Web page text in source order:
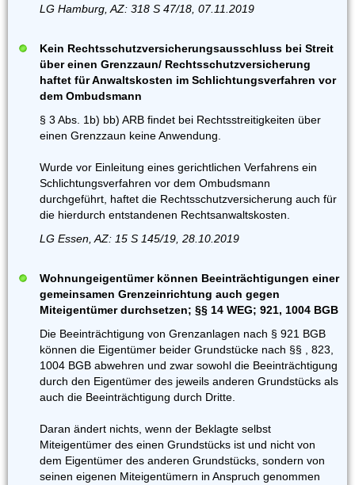
LG Hamburg, AZ: 318 S 47/18, 07.11.2019
Kein Rechtsschutzversicherungsausschluss bei Streit
über einen Grenzzaun/ Rechtsschutzversicherung
haftet für Anwaltskosten im Schlichtungsverfahren vor
dem Ombudsmann
§ 3 Abs. 1b) bb) ARB findet bei Rechtsstreitigkeiten über
einen Grenzzaun keine Anwendung.
Wurde vor Einleitung eines gerichtlichen Verfahrens ein
Schlichtungsverfahren vor dem Ombudsmann
durchgeführt, haftet die Rechtsschutzversicherung auch für
die hierdurch entstandenen Rechtsanwaltskosten.
LG Essen, AZ: 15 S 145/19, 28.10.2019
Wohnungeigentümer können Beeinträchtigungen einer
gemeinsamen Grenzeinrichtung auch gegen
Miteigentümer durchsetzen; §§ 14 WEG; 921, 1004 BGB
Die Beeinträchtigung von Grenzanlagen nach § 921 BGB
können die Eigentümer beider Grundstücke nach §§ , 823,
1004 BGB abwehren und zwar sowohl die Beeinträchtigung
durch den Eigentümer des jeweils anderen Grundstücks als
auch die Beeinträchtigung durch Dritte.
Daran ändert nichts, wenn der Beklagte selbst
Miteigentümer des einen Grundstücks ist und nicht von
dem Eigentümer des anderen Grundstücks, sondern von
seinen eigenen Miteigentümern in Anspruch genommen